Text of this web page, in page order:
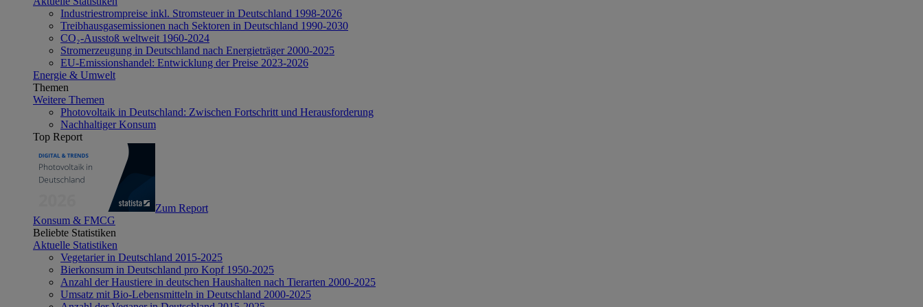
Industriestrompreise inkl. Stromsteuer in Deutschland 1998-2026
Treibhausgasemissionen nach Sektoren in Deutschland 1990-2030
CO₂-Ausstoß weltweit 1960-2024
Stromerzeugung in Deutschland nach Energieträger 2000-2025
EU-Emissionshandel: Entwicklung der Preise 2023-2026
Energie & Umwelt
Themen
Weitere Themen
Photovoltaik in Deutschland: Zwischen Fortschritt und Herausforderung
Nachhaltiger Konsum
Top Report
Zum Report
Konsum & FMCG
Beliebte Statistiken
Aktuelle Statistiken
Vegetarier in Deutschland 2015-2025
Bierkonsum in Deutschland pro Kopf 1950-2025
Anzahl der Haustiere in deutschen Haushalten nach Tierarten 2000-2025
Umsatz mit Bio-Lebensmitteln in Deutschland 2000-2025